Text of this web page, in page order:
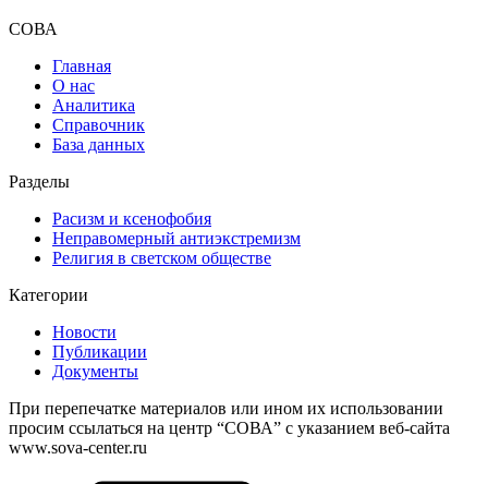
СОВА
Главная
О нас
Аналитика
Справочник
База данных
Разделы
Расизм и ксенофобия
Неправомерный антиэкстремизм
Религия в светском обществе
Категории
Новости
Публикации
Документы
При перепечатке материалов или ином их использовании
просим ссылаться на центр “СОВА” с указанием веб-сайта
www.sova-center.ru